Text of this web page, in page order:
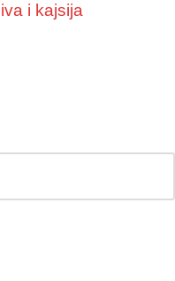
i kajsija